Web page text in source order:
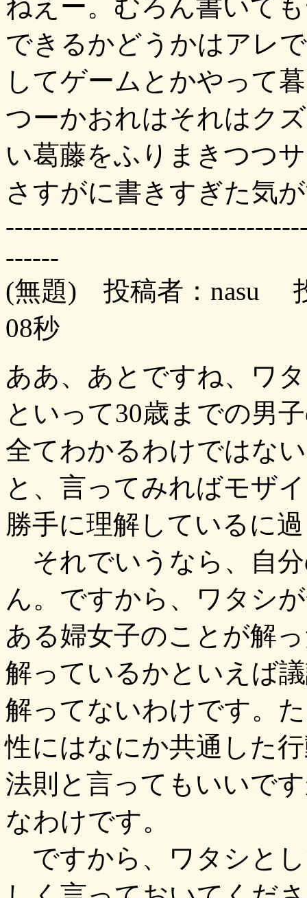
ねえー。むろん書いて
できるかどうかはアレ
してゲームとかやって
つーかおれはそれはク
い葛藤をふりまきつつ
さすがに書きすぎた気
------
(無題) 投稿者：nasu
08秒
ああ、あとですね、ワ
といって30歳までの男
全てわかるわけではな
と、言ってみればモザ
勝手に理解しているに
それでいうなら、自
ん。ですから、ワタシ
ある婦女子のことが解
解っているかといえば
解ってないわけです。
性にはなにか共通した
法則と言ってもいいで
なわけです。
ですから、ワタシと